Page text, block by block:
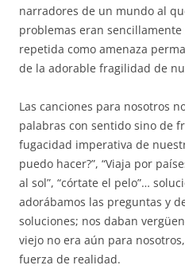
narradores de un mundo al
problemas eran
repetida como amenaza
de la adorable fragilidad de
Las canciones para nosotros
palabras con sentido sino de
fugacidad imperativa de
puedo hacer?”, “Viaja por
al sol”, “córtate el pelo”…
adorábamos las preguntas y
soluciones; nos daban
viejo no era aún para
fuerza de realidad.